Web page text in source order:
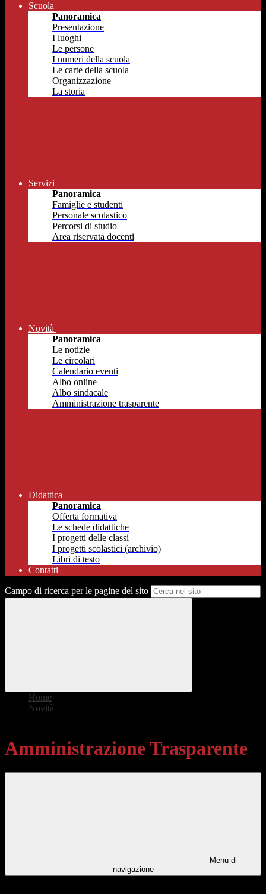
Scuola
Panoramica
Presentazione
I luoghi
Le persone
I numeri della scuola
Le carte della scuola
Organizzazione
La storia
Servizi
Panoramica
Famiglie e studenti
Personale scolastico
Percorsi di studio
Area riservata docenti
Novità
Panoramica
Le notizie
Le circolari
Calendario eventi
Albo online
Albo sindacale
Amministrazione trasparente
Didattica
Panoramica
Offerta formativa
Le schede didattiche
I progetti delle classi
I progetti scolastici (archivio)
Libri di testo
Contatti
Campo di ricerca per le pagine del sito
Home
Novità
Amministrazione Trasparente
Menu di
navigazione